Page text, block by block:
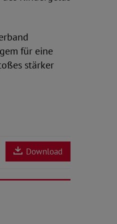
für eine
stärker
Download